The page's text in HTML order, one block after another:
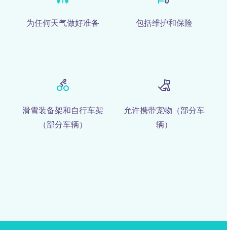
为任何天气做好准备 包括维护和保险
滑雪装备架和自行车架
（部分车辆）
允许携带宠物（部分车
辆）